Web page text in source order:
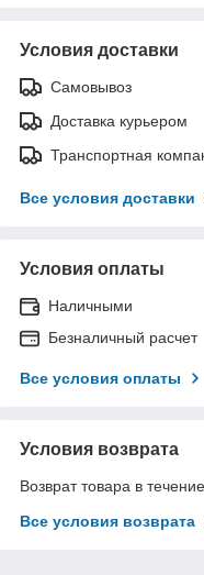
Условия доставки
Самовывоз
Доставка курьером
Транспортная
Все условия доставки
Условия оплаты
Наличными
Безналичный расчет
Все условия оплаты
Условия возврата
Возврат товара в
Все условия возврата